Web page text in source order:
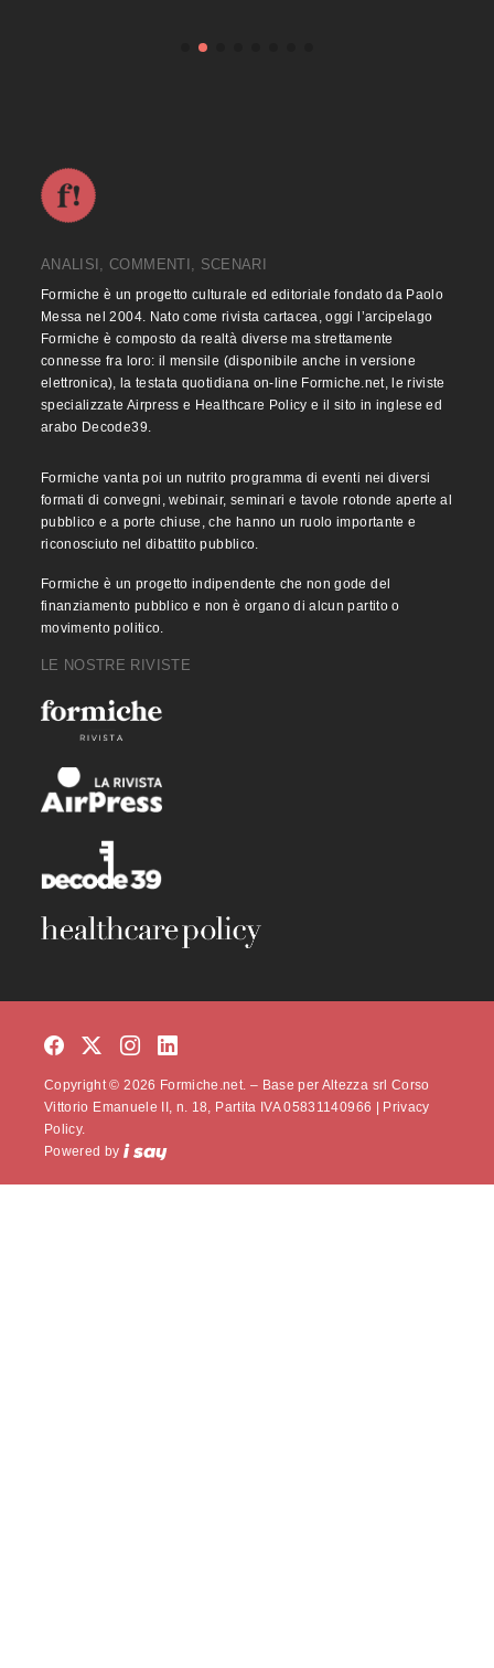
ANALISI, COMMENTI, SCENARI
Formiche è un progetto culturale ed editoriale fondato da Paolo
Messa nel 2004. Nato come rivista cartacea, oggi l’arcipelago
Formiche è composto da realtà diverse ma strettamente
connesse fra loro: il mensile (disponibile anche in versione
elettronica), la testata quotidiana on-line Formiche.net, le riviste
specializzate Airpress e Healthcare Policy e il sito in inglese ed
arabo Decode39.
Formiche vanta poi un nutrito programma di eventi nei diversi
formati di convegni, webinair, seminari e tavole rotonde aperte al
pubblico e a porte chiuse, che hanno un ruolo importante e
riconosciuto nel dibattito pubblico.
Formiche è un progetto indipendente che non gode del
finanziamento pubblico e non è organo di alcun partito o
movimento politico.
LE NOSTRE RIVISTE
Copyright © 2026 Formiche.net. – Base per Altezza srl Corso
Vittorio Emanuele II, n. 18, Partita IVA 05831140966 | Privacy
Policy.
Powered by